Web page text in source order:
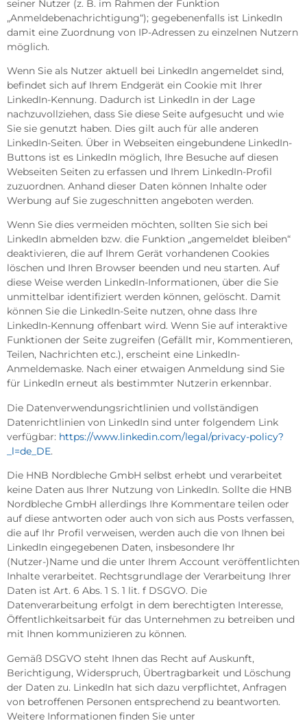
seiner Nutzer (z. B. im Rahmen der Funktion
„Anmeldebenachrichtigung“); gegebenenfalls ist LinkedIn
damit eine Zuordnung von IP-Adressen zu einzelnen Nutzern
möglich.
Wenn Sie als Nutzer aktuell bei LinkedIn angemeldet sind,
befindet sich auf Ihrem Endgerät ein Cookie mit Ihrer
LinkedIn-Kennung. Dadurch ist LinkedIn in der Lage
nachzuvollziehen, dass Sie diese Seite aufgesucht und wie
Sie sie genutzt haben. Dies gilt auch für alle anderen
LinkedIn-Seiten. Über in Webseiten eingebundene LinkedIn-
Buttons ist es LinkedIn möglich, Ihre Besuche auf diesen
Webseiten Seiten zu erfassen und Ihrem LinkedIn-Profil
zuzuordnen. Anhand dieser Daten können Inhalte oder
Werbung auf Sie zugeschnitten angeboten werden.
Wenn Sie dies vermeiden möchten, sollten Sie sich bei
LinkedIn abmelden bzw. die Funktion „angemeldet bleiben“
deaktivieren, die auf Ihrem Gerät vorhandenen Cookies
löschen und Ihren Browser beenden und neu starten. Auf
diese Weise werden LinkedIn-Informationen, über die Sie
unmittelbar identifiziert werden können, gelöscht. Damit
können Sie die LinkedIn-Seite nutzen, ohne dass Ihre
LinkedIn-Kennung offenbart wird. Wenn Sie auf interaktive
Funktionen der Seite zugreifen (Gefällt mir, Kommentieren,
Teilen, Nachrichten etc.), erscheint eine LinkedIn-
Anmeldemaske. Nach einer etwaigen Anmeldung sind Sie
für LinkedIn erneut als bestimmter Nutzerin erkennbar.
Die Datenverwendungsrichtlinien und vollständigen
Datenrichtlinien von LinkedIn sind unter folgendem Link
verfügbar: https://www.linkedin.com/legal/privacy-policy?
_l=de_DE.
Die HNB Nordbleche GmbH selbst erhebt und verarbeitet
keine Daten aus Ihrer Nutzung von LinkedIn. Sollte die HNB
Nordbleche GmbH allerdings Ihre Kommentare teilen oder
auf diese antworten oder auch von sich aus Posts verfassen,
die auf Ihr Profil verweisen, werden auch die von Ihnen bei
LinkedIn eingegebenen Daten, insbesondere Ihr
(Nutzer-)Name und die unter Ihrem Account veröffentlichten
Inhalte verarbeitet. Rechtsgrundlage der Verarbeitung Ihrer
Daten ist Art. 6 Abs. 1 S. 1 lit. f DSGVO. Die
Datenverarbeitung erfolgt in dem berechtigten Interesse,
Öffentlichkeitsarbeit für das Unternehmen zu betreiben und
mit Ihnen kommunizieren zu können.
Gemäß DSGVO steht Ihnen das Recht auf Auskunft,
Berichtigung, Widerspruch, Übertragbarkeit und Löschung
der Daten zu. LinkedIn hat sich dazu verpflichtet, Anfragen
von betroffenen Personen entsprechend zu beantworten.
Weitere Informationen finden Sie unter